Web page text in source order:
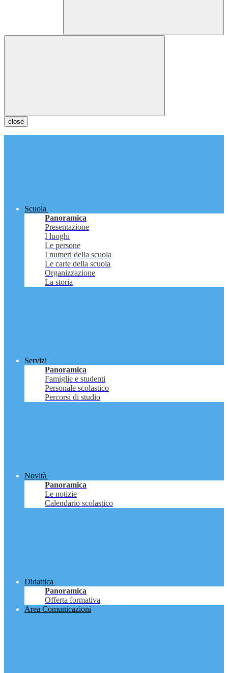
close
Scuola
Panoramica
Presentazione
I luoghi
Le persone
I numeri della scuola
Le carte della scuola
Organizzazione
La storia
Servizi
Panoramica
Famiglie e studenti
Personale scolastico
Percorsi di studio
Novità
Panoramica
Le notizie
Calendario scolastico
Didattica
Panoramica
Offerta formativa
Area Comunicazioni